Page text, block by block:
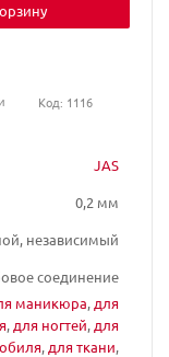
JAS
0,2 мм
независимый
соединение
маникюра, для
, для ногтей, для
, для ткани,
Код: 1116